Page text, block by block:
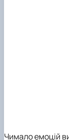
Чимало емоцій